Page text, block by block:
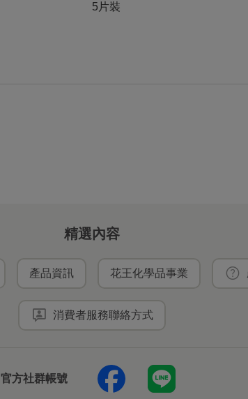
5片裝
精選內容
產品資訊 花王化學品事業
消費者服務聯絡方式
官方社群帳號